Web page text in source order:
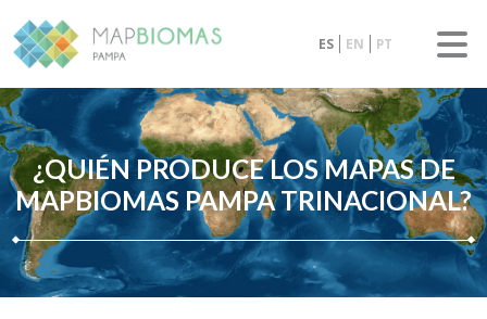
ES EN PT
¿QUIÉN PRODUCE LOS MAPAS DE
MAPBIOMAS PAMPA TRINACIONAL?